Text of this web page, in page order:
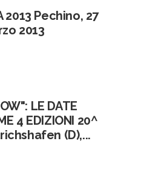
2013 Pechino, 27
2013
LE DATE
4 EDIZIONI 20^
(D),...